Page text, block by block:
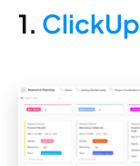
1. ClickUp